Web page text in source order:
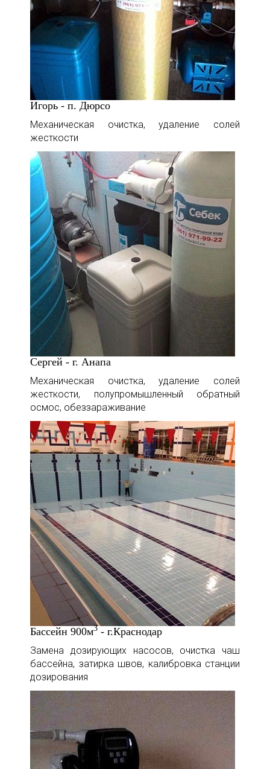
Игорь - п. Дюрсо
Механическая очистка, удаление солей
жесткости
Сергей - г. Анапа
Механическая очистка, удаление солей
жесткости, полупромышленный обратный
осмос, обеззараживание
Бассейн 900м3 - г.Краснодар
Замена дозирующих насосов, очистка чаш
бассейна, затирка швов, калибровка станции
дозирования